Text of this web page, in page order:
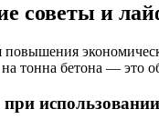
советы и
повышения
тонна бетона — это